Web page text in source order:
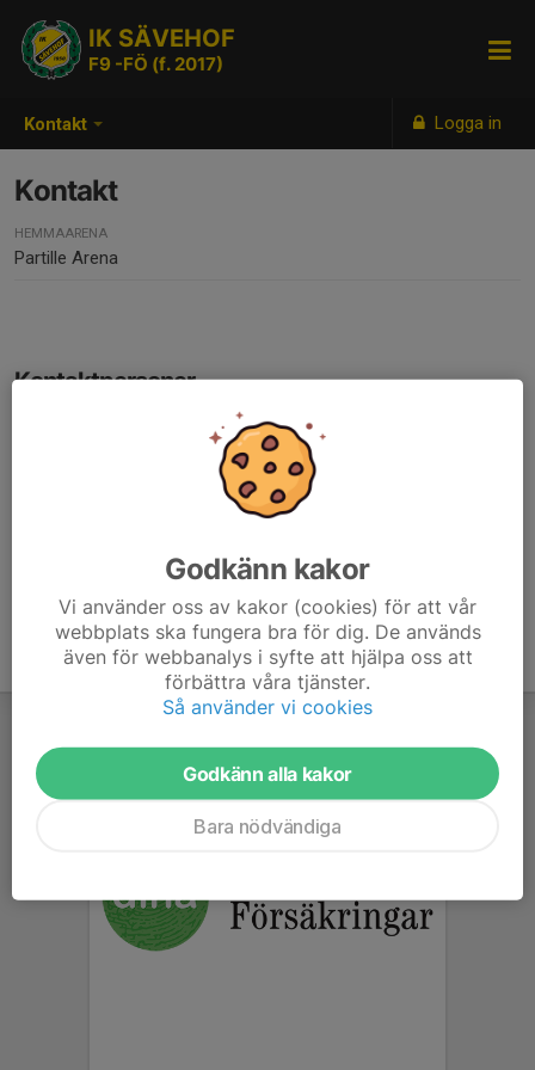
Kontakt Logga in
IK SÄVEHOF
F9 -FÖ (f. 2017)
Kontakt
HEMMAARENA
Partille Arena
Kontaktpersoner
Andreas Skårlin
andreas.skarlin@gmail.com
Godkänn kakor
Vi använder oss av kakor (cookies) för att vår
webbplats ska fungera bra för dig. De används
även för webbanalys i syfte att hjälpa oss att
förbättra våra tjänster.
Så använder vi cookies
Godkänn alla kakor
Bara nödvändiga